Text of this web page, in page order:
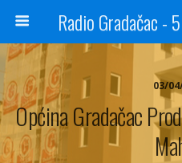
03/
Općina Gradačac